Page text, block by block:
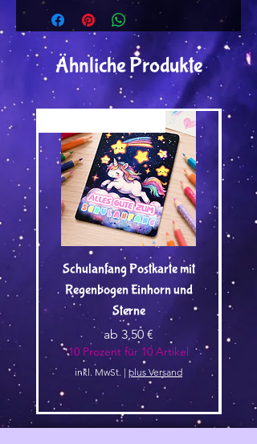
Ähnliche Produkte
Schulanfang Postkarte mit
Regenbogen Einhorn und
Sterne
ab 3,50 €
Sale-Preis
10 Prozent für 10 Artikel
inkl. MwSt. | plus Versand